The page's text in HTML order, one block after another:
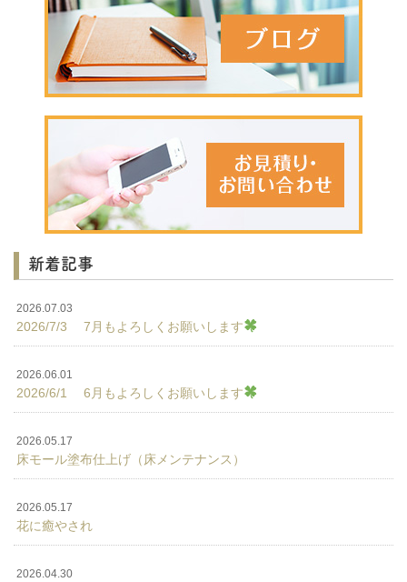
新着記事
2026.07.03
2026/7/3 7月もよろしくお願いします
2026.06.01
2026/6/1 6月もよろしくお願いします
2026.05.17
床モール塗布仕上げ（床メンテナンス）
2026.05.17
花に癒やされ
2026.04.30